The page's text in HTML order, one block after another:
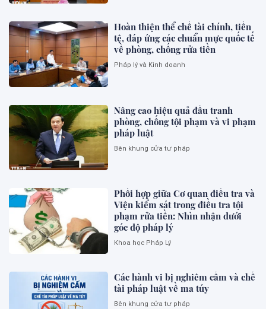
Hoàn thiện thể chế tài chính, tiền
tệ, đáp ứng các chuẩn mực quốc tế
về phòng, chống rửa tiền
Pháp lý và Kinh doanh
Nâng cao hiệu quả đấu tranh
phòng, chống tội phạm và vi phạm
pháp luật
Bên khung cửa tư pháp
Phối hợp giữa Cơ quan điều tra và
Viện kiểm sát trong điều tra tội
phạm rửa tiền: Nhìn nhận dưới
góc độ pháp lý
Khoa học Pháp Lý
Các hành vi bị nghiêm cấm và chế
tài pháp luật về ma túy
Bên khung cửa tư pháp